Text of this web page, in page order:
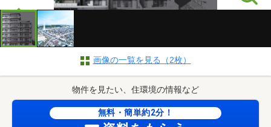
画像の一覧を見る（2枚）
物件を見たい、住環境の情報など
無料・簡単約2分！